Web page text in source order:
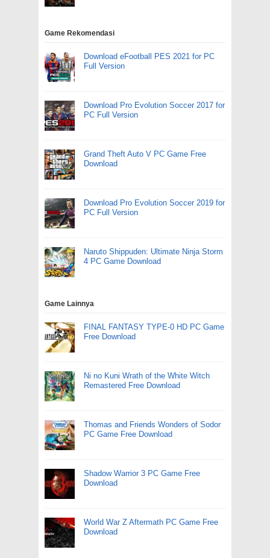
Game Rekomendasi
Download eFootball PES 2021 for PC
Full Version
Download Pro Evolution Soccer 2017 for
PC Full Version
Grand Theft Auto V PC Game Free
Download
Download Pro Evolution Soccer 2019 for
PC Full Version
Naruto Shippuden: Ultimate Ninja Storm
4 PC Game Download
Game Lainnya
FINAL FANTASY TYPE-0 HD PC Game
Free Download
Ni no Kuni Wrath of the White Witch
Remastered Free Download
Thomas and Friends Wonders of Sodor
PC Game Free Download
Shadow Warrior 3 PC Game Free
Download
World War Z Aftermath PC Game Free
Download